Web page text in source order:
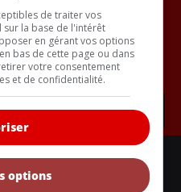
à l'infolettre.
de traiter vos
sur la base de l'intérêt
en gérant vos options
bas de cette page ou dans
votre consentement
et de confidentialité.
options